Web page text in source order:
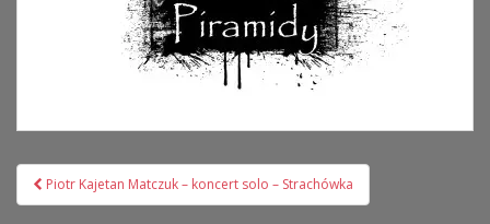
Nawigacja
wpisu
Piotr Kajetan Matczuk – koncert solo – Strachówka